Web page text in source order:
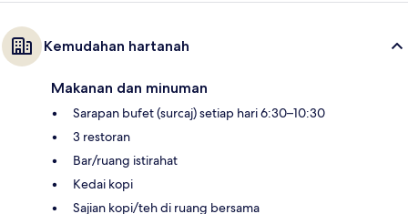
Kemudahan hartanah
Makanan dan minuman
Sarapan bufet (surcaj) setiap hari 6:30–10:30
3 restoran
Bar/ruang istirahat
Kedai kopi
Sajian kopi/teh di ruang bersama